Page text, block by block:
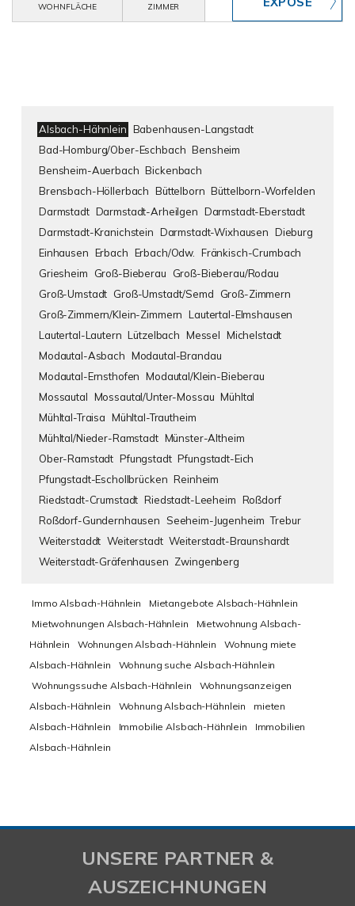
WOHNFLÄCHE
ZIMMER
Alsbach-Hähnlein Babenhausen-Langstadt
Bad-Homburg/Ober-Eschbach Bensheim
Bensheim-Auerbach Bickenbach
Brensbach-Höllerbach Büttelborn Büttelborn-Worfelden
Darmstadt Darmstadt-Arheilgen Darmstadt-Eberstadt
Darmstadt-Kranichstein Darmstadt-Wixhausen Dieburg
Einhausen Erbach Erbach/Odw.
Fränkisch-Crumbach
Griesheim
Groß-Bieberau
Groß-Bieberau/Rodau
Groß-Umstadt Groß-Umstadt/Semd
Groß-Zimmern
Groß-Zimmern/Klein-Zimmern Lautertal-Elmshausen
Lautertal-Lautern Lützelbach Messel Michelstadt
Modautal-Asbach Modautal-Brandau
Modautal-Ernsthofen Modautal/Klein-Bieberau
Mossautal Mossautal/Unter-Mossau Mühltal
Mühltal-Traisa Mühltal-Trautheim
Mühltal/Nieder-Ramstadt Münster-Altheim
Ober-Ramstadt Pfungstadt Pfungstadt-Eich
Pfungstadt-Eschollbrücken Reinheim
Riedstadt-Crumstadt Riedstadt-Leeheim Roßdorf
Roßdorf-Gundernhausen Seeheim-Jugenheim Trebur
Weiterstaddt Weiterstadt Weiterstadt-Braunshardt
Weiterstadt-Gräfenhausen Zwingenberg
Immo Alsbach-Hähnlein
Mietangebote Alsbach-Hähnlein
Mietwohnungen Alsbach-Hähnlein
Mietwohnung Alsbach-
Hähnlein
Wohnungen Alsbach-Hähnlein
Wohnung miete
Alsbach-Hähnlein
Wohnung suche Alsbach-Hähnlein
Wohnungssuche Alsbach-Hähnlein
Wohnungsanzeigen
Alsbach-Hähnlein
Wohnung Alsbach-Hähnlein
mieten
Alsbach-Hähnlein
Immobilie Alsbach-Hähnlein
Immobilien
Alsbach-Hähnlein
UNSERE PARTNER &
AUSZEICHNUNGEN